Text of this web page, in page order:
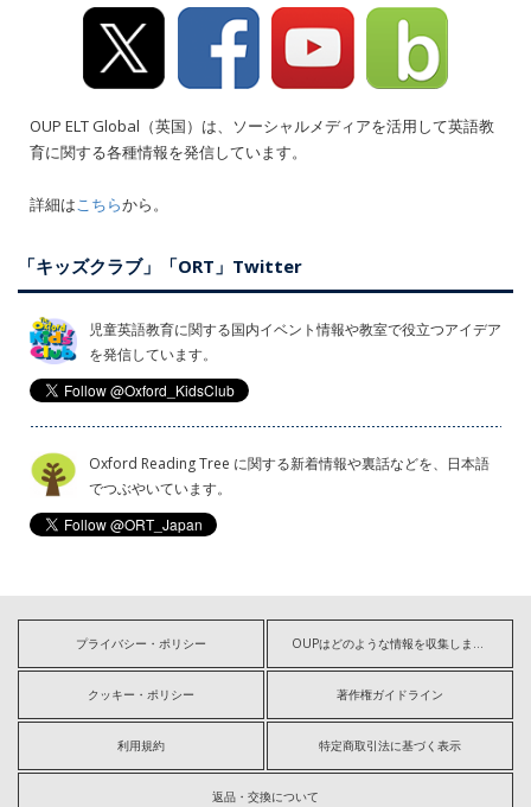
OUP ELT Global（英国）は、ソーシャルメディアを活用して英語教
育に関する各種情報を発信しています。
詳細はこちらから。
「キッズクラブ」「ORT」Twitter
児童英語教育に関する国内イベント情報や教室で役立つアイデア
を発信しています。
Oxford Reading Tree に関する新着情報や裏話などを、日本語
でつぶやいています。
プライバシー・ポリシー OUPはどのような情報を収集しますか?
クッキー・ポリシー 著作権ガイドライン
利用規約 特定商取引法に基づく表示
返品・交換について